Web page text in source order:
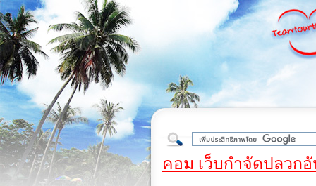
ต้
คอม เว็บกำจัดปลวก